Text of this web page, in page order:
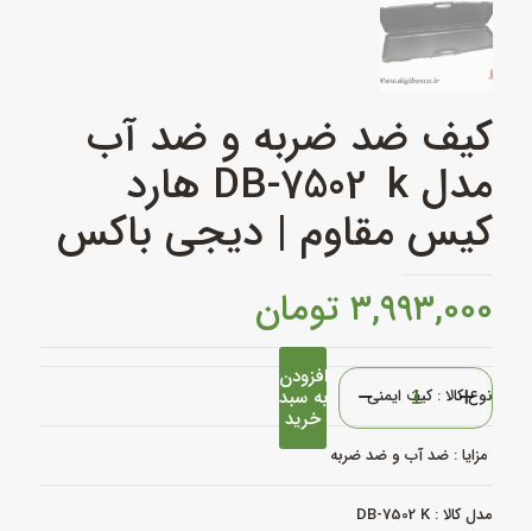
کیف ضد ضربه و ضد آب
مدل DB‑7502 k هارد
کیس مقاوم | دیجی باکس
۳,۹۹۳,۰۰۰ تومان
نوع کالا : کیف ایمنی
مزایا : ضد آب و ضد ضربه
مدل کالا : DB-7502 K
کیف
ضد
ضربه
ضد
مدل
افزودن
به سبد
خرید